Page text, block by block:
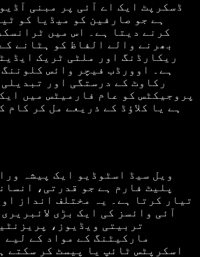
ڈسکرپٹ ایک اے آئی پر مبنی
ہے جو صارفین کو میڈیا کو
کرنے دیتا ہے۔ اس میں
بھرنے والے الفاظ کو ہٹانے
ریکارڈنگ اور ملٹی ٹریک
ہے۔ اوورڈب فیچر وائس
رکاوٹ کے درستگی اور تبدیلی
پروجیکٹس کو عام فارمیٹس میں
ہے یا کلاؤڈ کے ذریعے مل کر کام
ویل سیڈ اسٹوڈیو ایک پیشہ
پلیٹ فارم ہے جو قدرتی،
تیار کرتا ہے۔ یہ مختلف انداز
آئی وائسز کی ایک بڑی
تربیتی ویڈیوز،
مارکیٹنگ کے مواد کے لیے
اسکرپٹس ٹائپ یا پیسٹ کر سکتے